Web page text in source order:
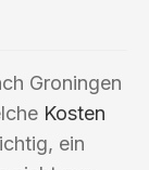
Groningen
Kosten
ein